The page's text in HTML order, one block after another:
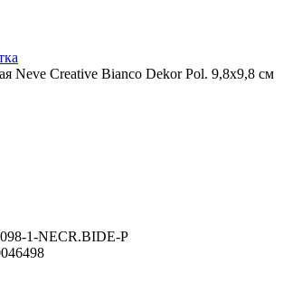
Neve Creative Bianco Dekor Pol. 9,8x9,8 см
1-NECR.BIDE-P